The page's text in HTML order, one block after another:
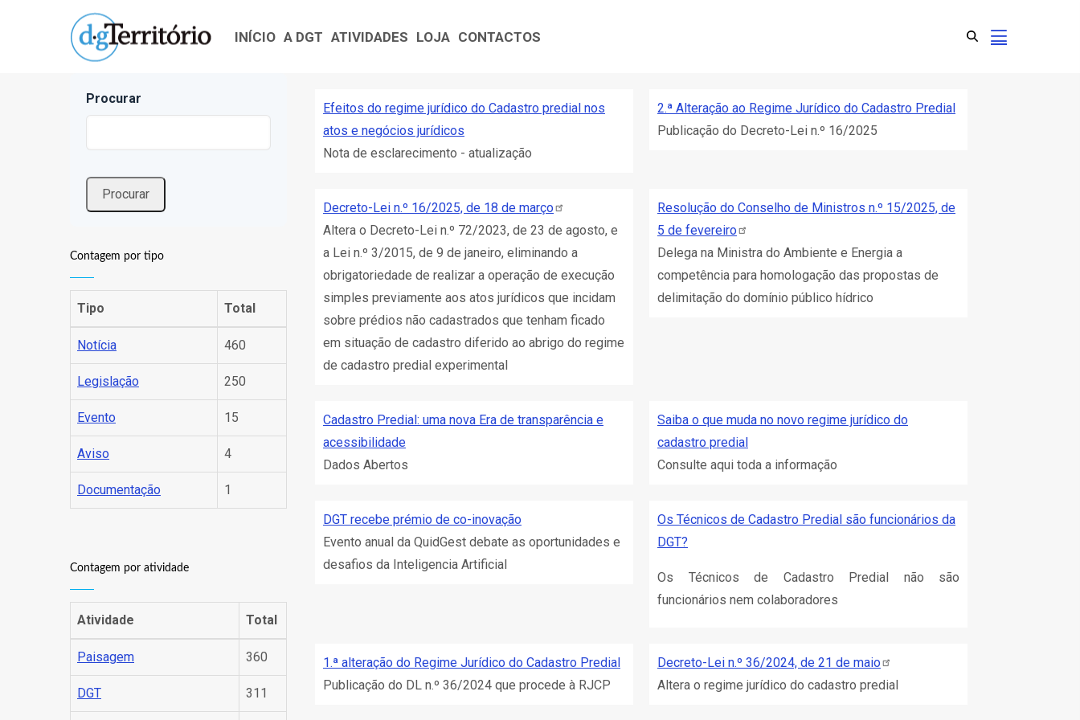
INÍCIO A DGT ATIVIDADES LOJA CONTACTOS
Efeitos do regime jurídico do Cadastro predial nos
atos e negócios jurídicos
Nota de esclarecimento - atualização
2.ª Alteração ao Regime Jurídico do Cadastro Predial
Publicação do Decreto-Lei n.º 16/2025
Decreto-Lei n.º 16/2025, de 18 de março
Altera o Decreto-Lei n.º 72/2023, de 23 de agosto, e
a Lei n.º 3/2015, de 9 de janeiro, eliminando a
obrigatoriedade de realizar a operação de execução
simples previamente aos atos jurídicos que incidam
sobre prédios não cadastrados que tenham ficado
em situação de cadastro diferido ao abrigo do regime
de cadastro predial experimental
Resolução do Conselho de Ministros n.º 15/2025, de
5 de fevereiro
Delega na Ministra do Ambiente e Energia a
competência para homologação das propostas de
delimitação do domínio público hídrico
Cadastro Predial: uma nova Era de transparência e
acessibilidade
Dados Abertos
Saiba o que muda no novo regime jurídico do
cadastro predial
Consulte aqui toda a informação
DGT recebe prémio de co-inovação
Evento anual da QuidGest debate as oportunidades e
desafios da Inteligencia Artificial
Os Técnicos de Cadastro Predial são funcionários da
DGT?
Os Técnicos de Cadastro Predial não são
funcionários nem colaboradores
1.ª alteração do Regime Jurídico do Cadastro Predial
Publicação do DL n.º 36/2024 que procede à RJCP
Decreto-Lei n.º 36/2024, de 21 de maio
Altera o regime jurídico do cadastro predial
Procurar
Contagem por tipo
Tipo Total
Notícia 460
Legislação 250
Evento 15
Aviso 4
Documentação 1
Contagem por atividade
Atividade Total
Paisagem 360
DGT 311